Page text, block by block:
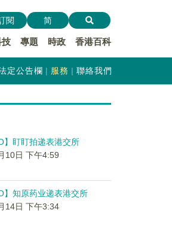
技 專題 時政 香港百科
閱 简
定公告欄 服務 聯絡我們
】盯盯拍递表港交所
10日 下午4:59
】知原药业递表港交所
14日 下午3:34